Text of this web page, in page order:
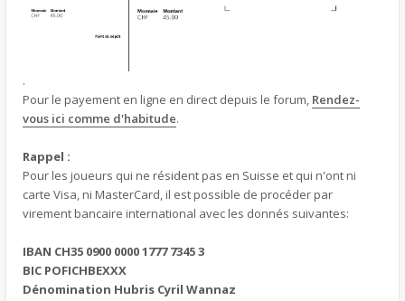
.
Pour le payement en ligne en direct depuis le forum, Rendez-
vous ici comme d'habitude.
Rappel :
Pour les joueurs qui ne résident pas en Suisse et qui n'ont ni
carte Visa, ni MasterCard, il est possible de procéder par
virement bancaire international avec les donnés suivantes:
IBAN CH35 0900 0000 1777 7345 3
BIC POFICHBEXXX
Dénomination Hubris Cyril Wannaz